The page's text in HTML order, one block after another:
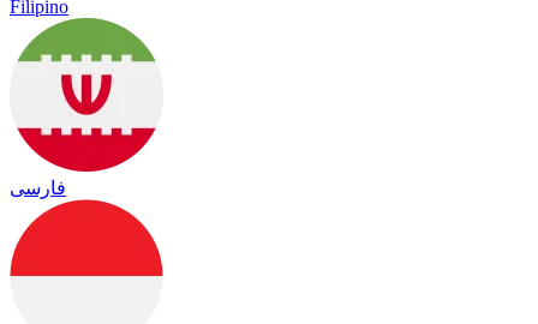
Filipino
فارسی